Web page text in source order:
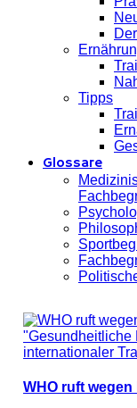
Tipps
Glossare
WHO ruft